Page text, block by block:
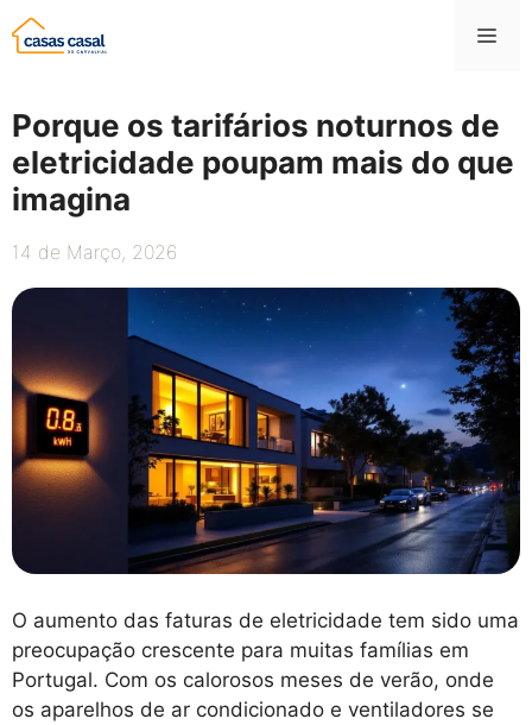
Saltar
para
Porque os tarifários noturnos de
eletricidade poupam mais do que
imagina
14 de Março, 2026
O aumento das faturas de eletricidade tem sido uma
preocupação crescente para muitas famílias em
Portugal. Com os calorosos meses de verão, onde
os aparelhos de ar condicionado e ventiladores se